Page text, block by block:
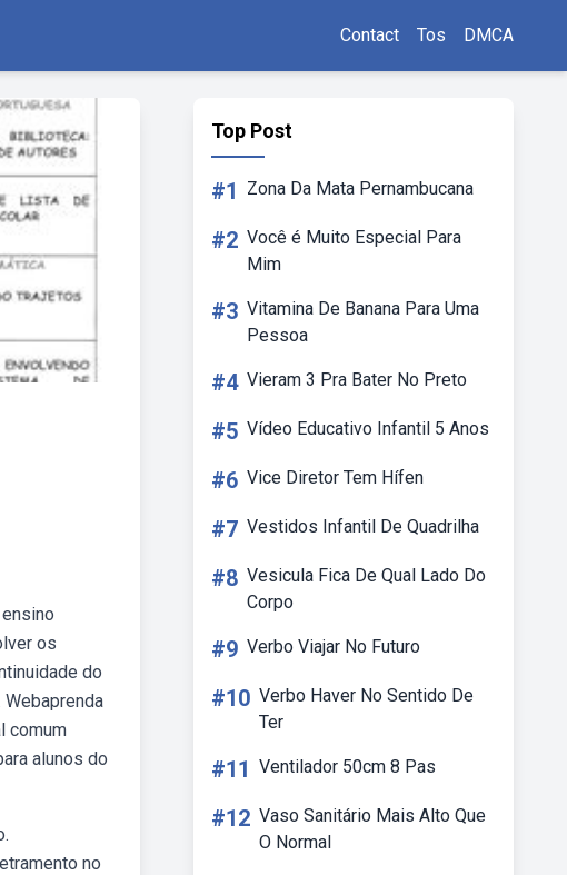
Contact Tos DMCA
os
do
comum
alunos do
no
Top Post
#1 Zona Da Mata Pernambucana
#2 Você é Muito Especial Para
Mim
#3 Vitamina De Banana Para Uma
Pessoa
#4 Vieram 3 Pra Bater No Preto
#5 Vídeo Educativo Infantil 5 Anos
#6 Vice Diretor Tem Hífen
#7 Vestidos Infantil De Quadrilha
#8 Vesicula Fica De Qual Lado Do
Corpo
#9 Verbo Viajar No Futuro
#10 Verbo Haver No Sentido De
Ter
#11 Ventilador 50cm 8 Pas
#12 Vaso Sanitário Mais Alto Que
O Normal